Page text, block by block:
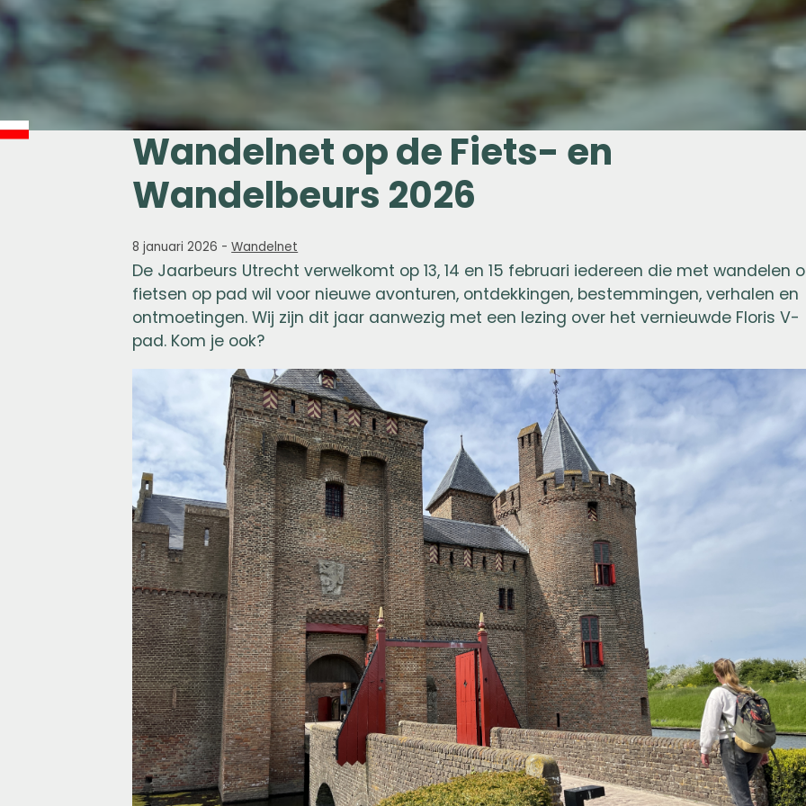
Wandelnet op de Fiets- en
Wandelbeurs 2026
8 januari 2026 -Wandelnet
De Jaarbeurs Utrecht verwelkomt op 13, 14 en 15 februari iedereen die met wandelen
fietsen op pad wil voor nieuwe avonturen, ontdekkingen, bestemmingen, verhalen en
ontmoetingen. Wij zijn dit jaar aanwezig met een lezing over het vernieuwde Floris V-
pad. Kom je ook?